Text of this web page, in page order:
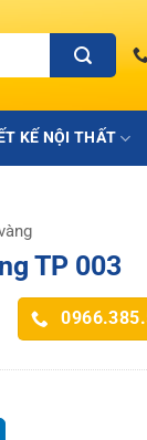
KẾ NỘI THẤT
TP 003